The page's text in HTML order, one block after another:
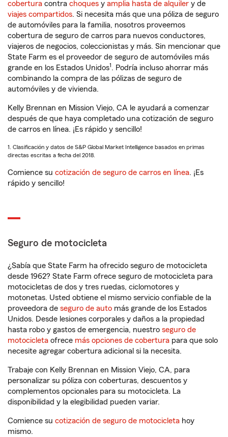
cobertura contra choques y amplia hasta de alquiler y de
viajes compartidos. Si necesita más que una póliza de seguro
de automóviles para la familia, nosotros proveemos
cobertura de seguro de carros para nuevos conductores,
viajeros de negocios, coleccionistas y más. Sin mencionar que
State Farm es el proveedor de seguro de automóviles más
grande en los Estados Unidos1. Podría incluso ahorrar más
combinando la compra de las pólizas de seguro de
automóviles y de vivienda.
Kelly Brennan en Mission Viejo, CA le ayudará a comenzar
después de que haya completado una cotización de seguro
de carros en línea. ¡Es rápido y sencillo!
1. Clasificación y datos de S&P Global Market Intelligence basados en primas
directas escritas a fecha del 2018.
Comience su cotización de seguro de carros en línea. ¡Es
rápido y sencillo!
Seguro de motocicleta
¿Sabía que State Farm ha ofrecido seguro de motocicleta
desde 1962? State Farm ofrece seguro de motocicleta para
motocicletas de dos y tres ruedas, ciclomotores y
motonetas. Usted obtiene el mismo servicio confiable de la
proveedora de seguro de auto más grande de los Estados
Unidos. Desde lesiones corporales y daños a la propiedad
hasta robo y gastos de emergencia, nuestro seguro de
motocicleta ofrece más opciones de cobertura para que solo
necesite agregar cobertura adicional si la necesita.
Trabaje con Kelly Brennan en Mission Viejo, CA, para
personalizar su póliza con coberturas, descuentos y
complementos opcionales para su motocicleta. La
disponibilidad y la elegibilidad pueden variar.
Comience su cotización de seguro de motocicleta hoy
mismo.